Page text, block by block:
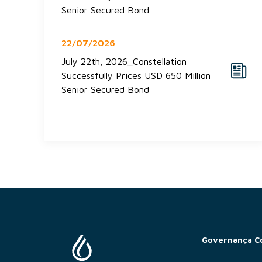
Senior Secured Bond
22/07/2026
July 22th, 2026_Constellation
Successfully Prices USD 650 Million
Senior Secured Bond
Governança